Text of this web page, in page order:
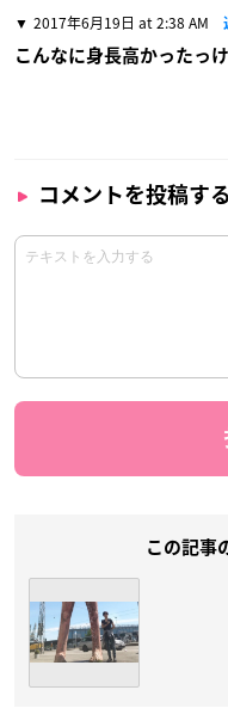
2017年6月19日 at 2:38 AM
こんなに身長高かったっ
コメントを投稿する
この記事